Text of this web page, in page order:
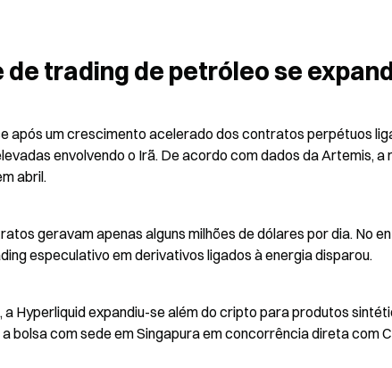
trading de petróleo se
após um crescimento acelerado dos contratos perpétuos
envolvendo o Irã. De acordo com dados da Artemis,
abril.
geravam apenas alguns milhões de dólares por dia. No
especulativo em derivativos ligados à energia disparou.
a Hyperliquid expandiu-se além do cripto para produtos
bolsa com sede em Singapura em concorrência direta com